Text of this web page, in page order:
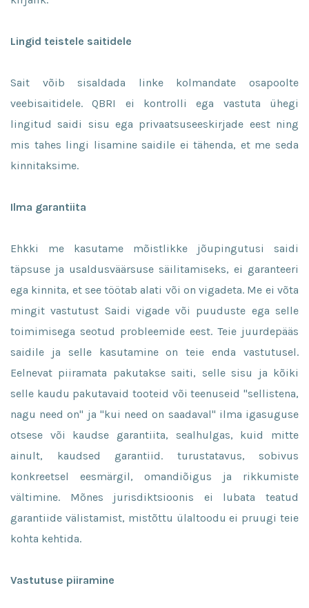
Lingid teistele saitidele
Sait võib sisaldada linke kolmandate osapoolte
veebisaitidele. QBRI ei kontrolli ega vastuta ühegi
lingitud saidi sisu ega privaatsuseeskirjade eest ning
mis tahes lingi lisamine saidile ei tähenda, et me seda
kinnitaksime.
Ilma garantiita
Ehkki me kasutame mõistlikke jõupingutusi saidi
täpsuse ja usaldusväärsuse säilitamiseks, ei garanteeri
ega kinnita, et see töötab alati või on vigadeta. Me ei võta
mingit vastutust Saidi vigade või puuduste ega selle
toimimisega seotud probleemide eest. Teie juurdepääs
saidile ja selle kasutamine on teie enda vastutusel.
Eelnevat piiramata pakutakse saiti, selle sisu ja kõiki
selle kaudu pakutavaid tooteid või teenuseid "sellistena,
nagu need on" ja "kui need on saadaval" ilma igasuguse
otsese või kaudse garantiita, sealhulgas, kuid mitte
ainult, kaudsed garantiid. turustatavus, sobivus
konkreetsel eesmärgil, omandiõigus ja rikkumiste
vältimine. Mõnes jurisdiktsioonis ei lubata teatud
garantiide välistamist, mistõttu ülaltoodu ei pruugi teie
kohta kehtida.
Vastutuse piiramine